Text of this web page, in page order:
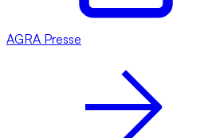
AGRA Presse